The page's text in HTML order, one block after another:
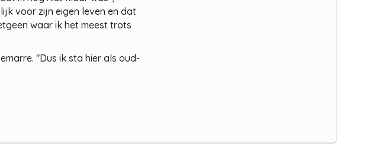
voor zijn eigen leven en dat
waar ik het meest trots
"Dus ik sta hier als oud-